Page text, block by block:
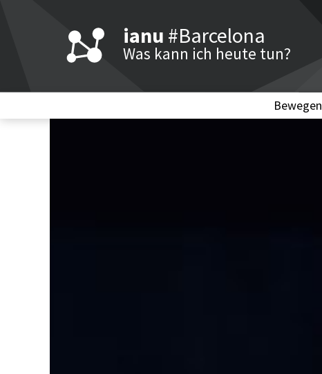
ianu #Barcelona
Was kann ich heute tun?
Bewegen